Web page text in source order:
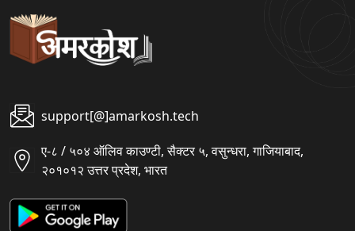
support[@]amarkosh.tech
ए-८ / ५०४ ऑलिव काउण्टी, सैक्टर ५, वसुन्धरा, गाजियाबाद,
२०१०१२ उत्तर प्रदेश, भारत